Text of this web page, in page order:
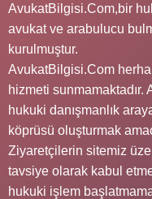
AvukatBilgisi.Com,bir
avukat ve arabulucu
kurulmuştur.
AvukatBilgisi.Com
hizmeti sunmamaktadır.
hukuki danışmanlık
köprüsü oluşturmak
Ziyaretçilerin sitemiz
tavsiye olarak kabul
hukuki işlem